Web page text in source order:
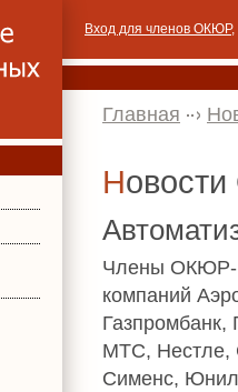
Вход для членов ОКЮР,
Главная
Члены ОКЮР-
компаний
Газпромбанк,
МТС, Нестле,
Сименс,